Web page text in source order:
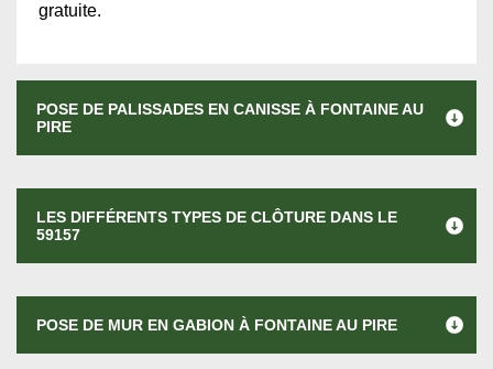
gratuite.
POSE DE PALISSADES EN CANISSE À FONTAINE AU
PIRE
LES DIFFÉRENTS TYPES DE CLÔTURE DANS LE
59157
POSE DE MUR EN GABION À FONTAINE AU PIRE